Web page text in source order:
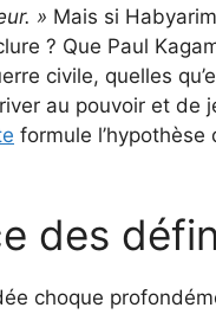
» Mais si
? Que Paul
civile, quelles
au pouvoir et de
formule
des
choque